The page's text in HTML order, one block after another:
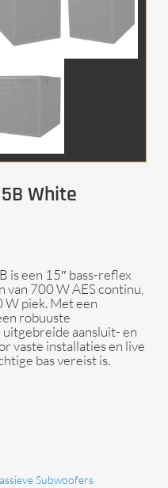
White
is een 15″ bass-reflex
van 700 W AES continu,
piek. Met een
robuuste
aansluit- en
vaste installaties en live
bas vereist is.
Subwoofers